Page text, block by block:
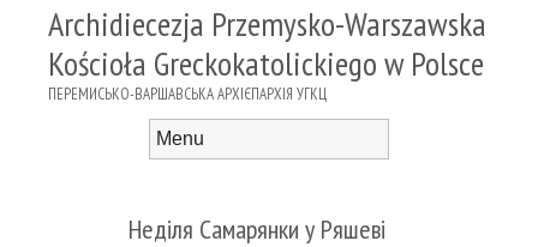
Archidiecezja Przemysko-Warszawska
Kościoła Greckokatolickiego w Polsce
ПЕРЕМИСЬКО-ВАРШАВСЬКА АРХІЄПАРХІЯ УГКЦ
Неділя Самарянки у Ряшеві